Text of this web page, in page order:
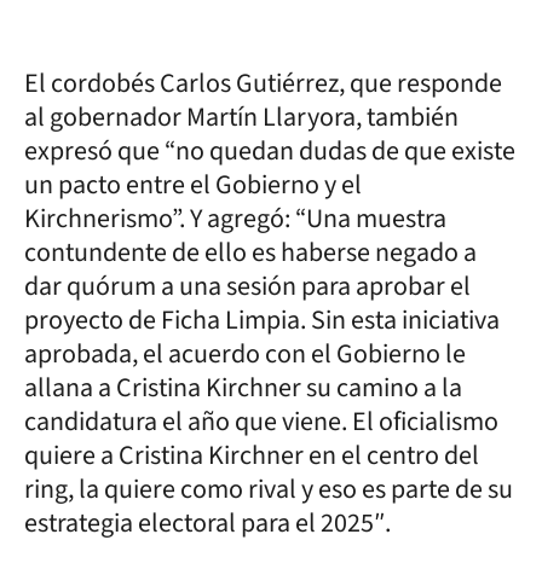
El cordobés Carlos Gutiérrez, que responde
al gobernador Martín Llaryora, también
expresó que “no quedan dudas de que existe
un pacto entre el Gobierno y el
Kirchnerismo”. Y agregó: “Una muestra
contundente de ello es haberse negado a
dar quórum a una sesión para aprobar el
proyecto de Ficha Limpia. Sin esta iniciativa
aprobada, el acuerdo con el Gobierno le
allana a Cristina Kirchner su camino a la
candidatura el año que viene. El oficialismo
quiere a Cristina Kirchner en el centro del
ring, la quiere como rival y eso es parte de su
estrategia electoral para el 2025″.